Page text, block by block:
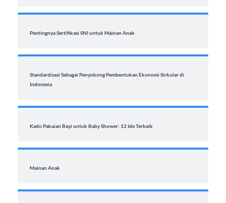
Pentingnya Sertifikasi SNI untuk Mainan Anak
Standardisasi Sebagai Penyokong Pembentukan Ekonomi Sirkular di
Indonesia
Kado Pakaian Bayi untuk Baby Shower: 12 Ide Terbaik
Mainan Anak